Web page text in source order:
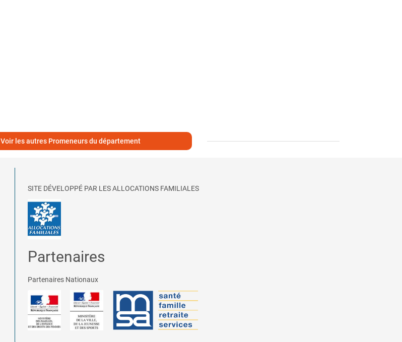
Voir les autres Promeneurs du département
SITE DÉVELOPPÉ PAR LES ALLOCATIONS FAMILIALES
Partenaires
Partenaires Nationaux